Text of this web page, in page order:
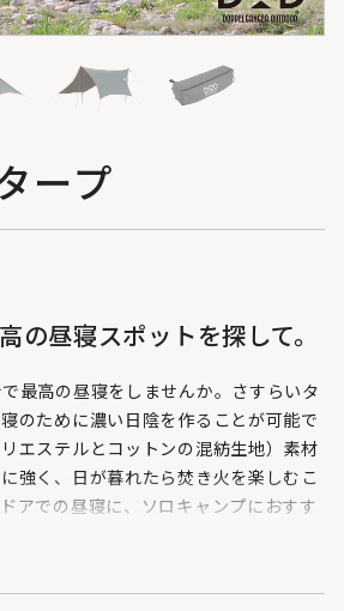
ープ
の昼寝スポットを探して。
最高の昼寝をしませんか。さすらいタ
のために濃い日陰を作ることが可能で
エステルとコットンの混紡生地）素材
強く、日が暮れたら焚き火を楽しむこ
アでの昼寝に、ソロキャンプにおすす